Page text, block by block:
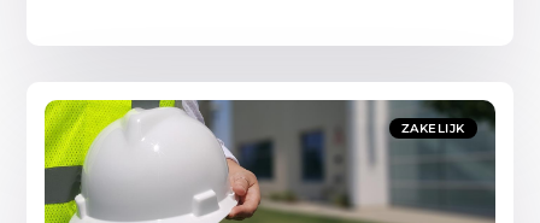
ZAKELIJK